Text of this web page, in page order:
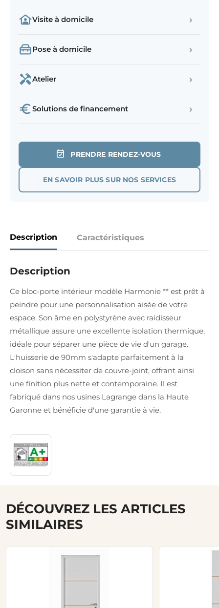
Visite à domicile ›
Pose à domicile ›
Atelier ›
Solutions de financement ›
PRENDRE RENDEZ-VOUS
EN SAVOIR PLUS SUR NOS SERVICES
Description Caractéristiques
Description
Ce bloc-porte intérieur modèle Harmonie ** est prêt à
peindre pour une personnalisation aisée de votre
espace. Son âme en polystyrène avec raidisseur
métallique assure une excellente isolation thermique,
idéale pour séparer une pièce de vie d'un garage.
L'huisserie de 90mm s'adapte parfaitement à la
cloison sans nécessiter de couvre-joint, offrant ainsi
une finition plus nette et contemporaine. Il est
fabriqué dans nos usines Lagrange dans la Haute
Garonne et bénéficie d'une garantie à vie.
DÉCOUVREZ LES ARTICLES
SIMILAIRES